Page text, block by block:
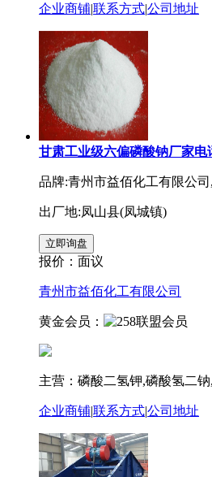
企业商铺|联系方式|公司地址
甘肃工业级六偏磷酸钠厂家电
品牌:青州市益佰化工有限公
出厂地:凤山县(凤城镇)
报价： 面议
青州市益佰化工有限公司
黄金会员：
主营：磷酸二氢钾,磷酸氢二钠
企业商铺|联系方式|公司地址